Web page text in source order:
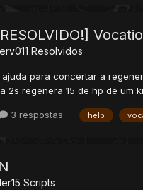
Resolvidos
para concertar a
2s regenera 15 de hp de um
3 respostas help
Scripts